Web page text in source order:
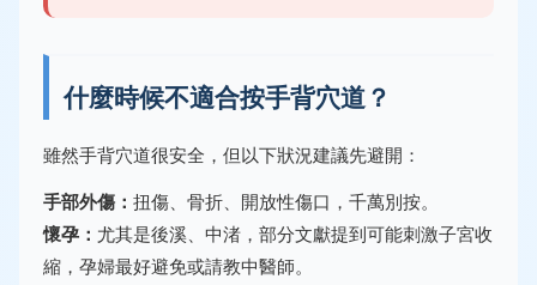
什麼時候不適合按手背穴道？
雖然手背穴道很安全，但以下狀況建議先避開：
手部外傷： 扭傷、骨折、開放性傷口，千萬別按。
懷孕： 尤其是後溪、中渚，部分文獻提到可能刺激子宮收
縮，孕婦最好避免或請教中醫師。